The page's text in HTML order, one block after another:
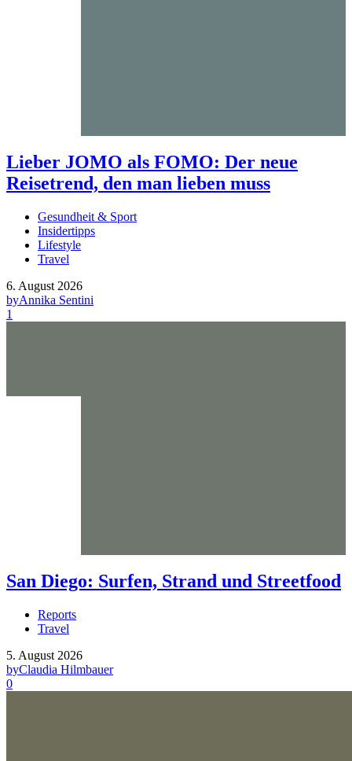
Lieber JOMO als FOMO: Der neue
Reisetrend, den man lieben muss
Gesundheit & Sport
Insidertipps
Lifestyle
Travel
6. August 2026
byAnnika Sentini
1
San Diego: Surfen, Strand und Streetfood
Reports
Travel
5. August 2026
byClaudia Hilmbauer
0